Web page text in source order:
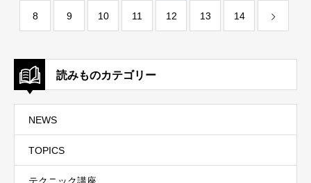
8 9 10 11 12 13 14
読みものカテゴリー
NEWS
TOPICS